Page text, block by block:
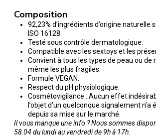
Composition
92,23% d’ingrédients d’origine naturelle
ISO 16128.
Testé sous contrôle dermatologique.
Compatible avec les sextoys et les
Convient à tous les types de peau ou de
même les plus fragiles.
Formule VEGAN.
Respect du pH physiologique.
Cosmétovigilance : Aucun effet
l’objet d’un quelconque signalement n’a
depuis sa mise sur le marché.
Il vous manque une info ? Nous sommes
58 04 du lundi au vendredi de 9h à 17h.